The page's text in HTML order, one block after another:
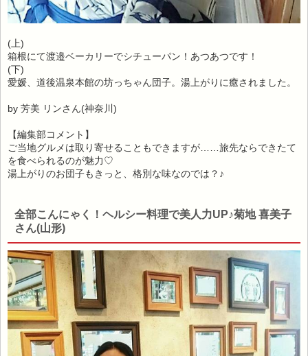
(上)
箱根にて渡邉ベーカリーでシチューパン！あつあつです！
(下)
愛媛、道後温泉本館の坊っちゃん団子。湯上がりに癒されました。
by 芳美 リンさん(神奈川)
【編集部コメント】
ご当地グルメは取り寄せることもできますが……旅先ならできたて
を食べられるのが魅力♡
湯上がりのお団子もきっと、格別な味なのでは？♪
全部こんにゃく！ヘルシー料理で美人力UP♪菊地 喜美子
さん(山形)